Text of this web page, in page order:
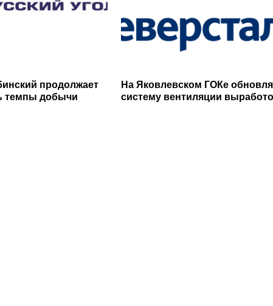
продолжает
темпы добычи
На Яковлевском ГОКе
систему вентиляции